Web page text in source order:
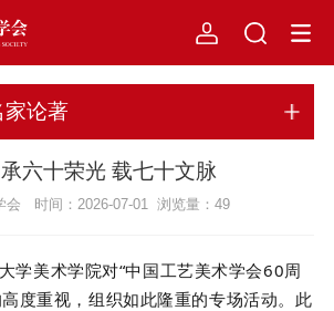
家论著
六十荣光 载七十文脉
会 时间：2026-07-01 浏览量： 49
学美术学院对“中国工艺美术学会60周
度重视，组织如此隆重的专场活动。此